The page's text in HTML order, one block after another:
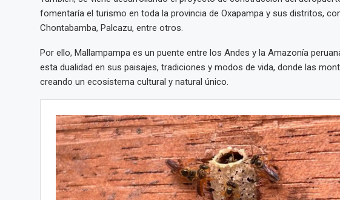
fomentaría el turismo en toda la provincia de Oxapampa y sus distritos,
Chontabamba, Palcazu, entre otros.
Por ello, Mallampampa es un puente entre los Andes y la Amazonía
esta dualidad en sus paisajes, tradiciones y modos de vida, donde las
creando un ecosistema cultural y natural único.